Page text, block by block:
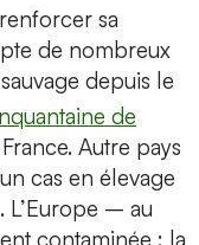
sa
de nombreux
depuis le
de
Autre pays
cas en élevage
– au